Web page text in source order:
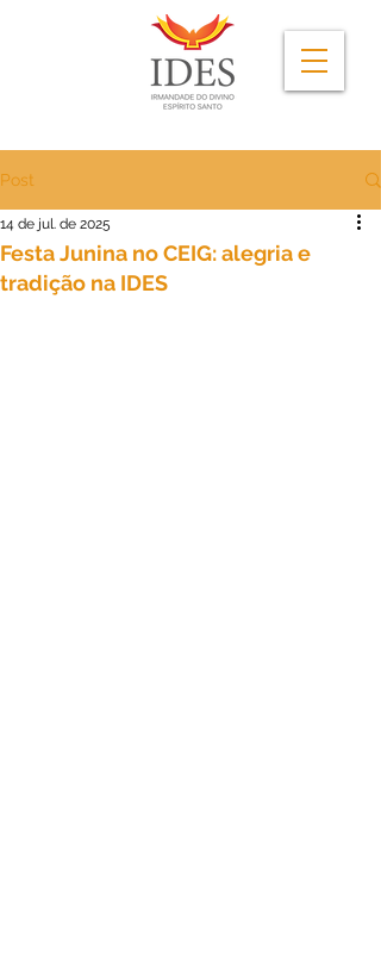
Post
Festa Junina no CEIG: alegria e
tradição na IDES
14 de jul. de 2025